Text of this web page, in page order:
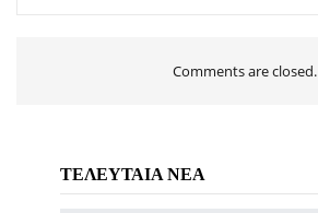
Comments are closed.
ΤΕΛΕΥΤΑΙΑ ΝΕΑ